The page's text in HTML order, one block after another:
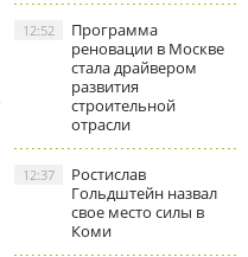
Программа
реновации в Москве
стала драйвером
развития
строительной
отрасли
12:52
Ростислав
Гольдштейн назвал
свое место силы в
Коми
12:37